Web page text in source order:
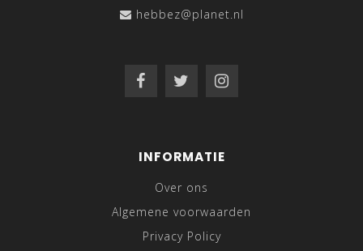
hebbez@planet.nl
INFORMATIE
Over ons
Algemene voorwaarden
Privacy Policy